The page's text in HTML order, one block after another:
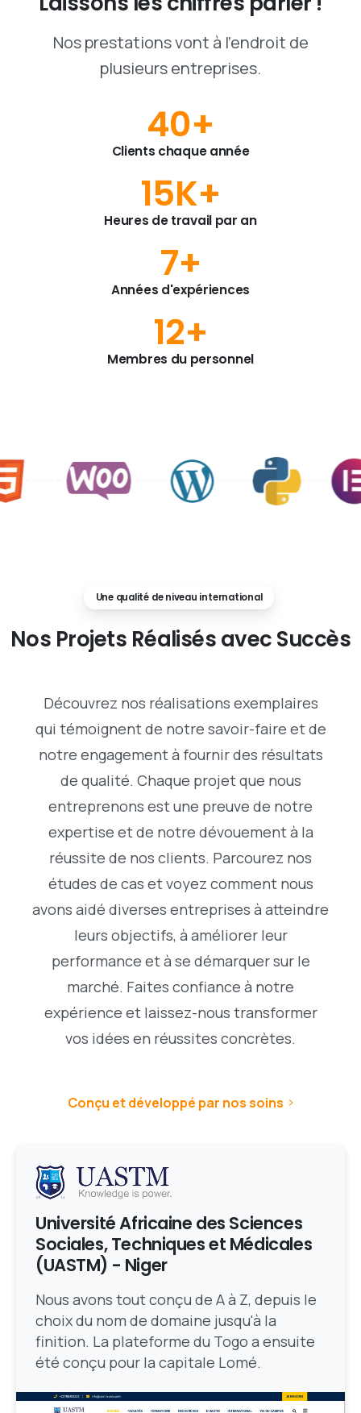
Nos prestations vont à l'endroit de
plusieurs entreprises.
40+
Clients chaque année
15K+
Heures de travail par an
7+
Années d'expériences
12+
Membres du personnel
Une qualité de niveau international
Nos Projets RéalisésavecSuccès
Découvrez nos réalisations exemplaires
qui témoignent de notre savoir-faire et de
notre engagement à fournir des résultats
de qualité. Chaque projet que nous
entreprenons est une preuve de notre
expertise et de notre dévouement à la
réussite de nos clients. Parcourez nos
études de cas et voyez comment nous
avons aidé diverses entreprises à atteindre
leurs objectifs, à améliorer leur
performance et à se démarquer sur le
marché. Faites confiance à notre
expérience et laissez-nous transformer
vos idées en réussites concrètes.
Conçu et développé par nos soins
Université Africaine des Sciences
Sociales, Techniques et Médicales
(UASTM) - Niger
Nous avons tout conçu de A à Z, depuis le
choix du nom de domaine jusqu'à la
finition. La plateforme du Togo a ensuite
été conçu pour la capitale Lomé.